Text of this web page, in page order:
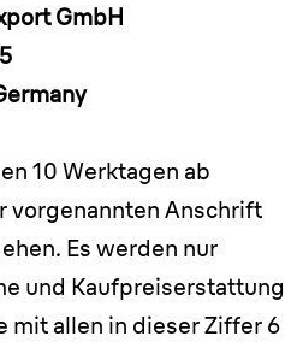
GmbH
10 Werktagen ab
vorgenannten Anschrift
Es werden nur
und Kaufpreiserstattung
mit allen in dieser Ziffer 6